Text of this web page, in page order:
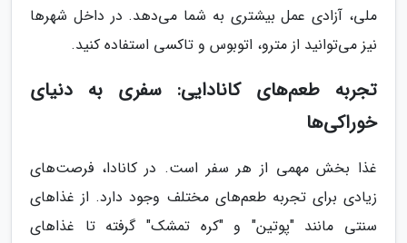
ملی، آزادی عمل بیشتری به شما می‌دهد. در داخل شهرها
نیز می‌توانید از مترو، اتوبوس و تاکسی استفاده کنید.
تجربه طعم‌های کانادایی: سفری به دنیای
خوراکی‌ها
غذا بخش مهمی از هر سفر است. در کانادا، فرصت‌های
زیادی برای تجربه طعم‌های مختلف وجود دارد. از غذاهای
سنتی مانند "پوتین" و "کره تمشک" گرفته تا غذاهای